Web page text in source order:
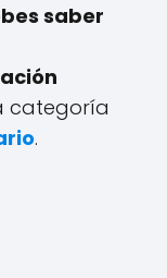
saber
categoría
.